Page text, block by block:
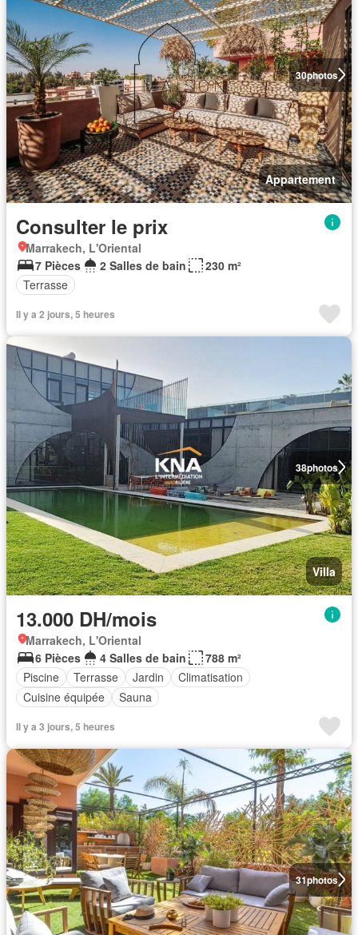
30photos
Appartement
Consulter le prix
Marrakech, L'Oriental
7 Pièces
2 Salles de bain
230 m²
Terrasse
Il y a 2 jours, 5 heures
38photos
Villa
13.000 DH/mois
Marrakech, L'Oriental
6 Pièces
4 Salles de bain
788 m²
Piscine
Terrasse Jardin
Climatisation
Cuisine équipée
Sauna
Il y a 3 jours, 5 heures
31photos